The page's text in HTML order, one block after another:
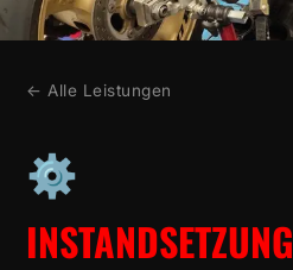
← Alle Leistungen
⚙️
INSTANDSETZUNG